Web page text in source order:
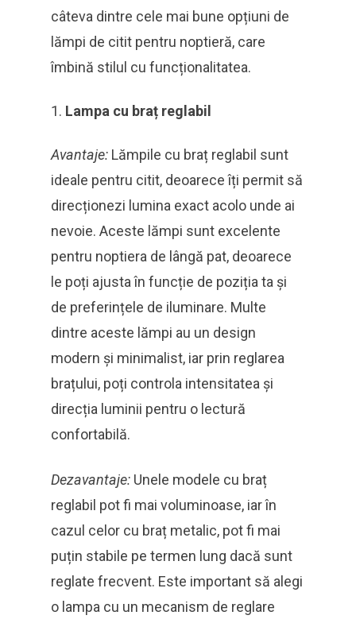
câteva dintre cele mai bune opțiuni de
lămpi de citit pentru noptieră, care
îmbină stilul cu funcționalitatea.
Lampa cu braț reglabil
Avantaje: Lămpile cu braț reglabil sunt
ideale pentru citit, deoarece îți permit să
direcționezi lumina exact acolo unde ai
nevoie. Aceste lămpi sunt excelente
pentru noptiera de lângă pat, deoarece
le poți ajusta în funcție de poziția ta și
de preferințele de iluminare. Multe
dintre aceste lămpi au un design
modern și minimalist, iar prin reglarea
brațului, poți controla intensitatea și
direcția luminii pentru o lectură
confortabilă.
Dezavantaje: Unele modele cu braț
reglabil pot fi mai voluminoase, iar în
cazul celor cu braț metalic, pot fi mai
puțin stabile pe termen lung dacă sunt
reglate frecvent. Este important să alegi
o lampa cu un mecanism de reglare